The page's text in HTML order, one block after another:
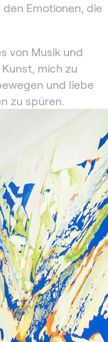
Emotionen, die
von Musik und
mich zu
und liebe
zu spüren.